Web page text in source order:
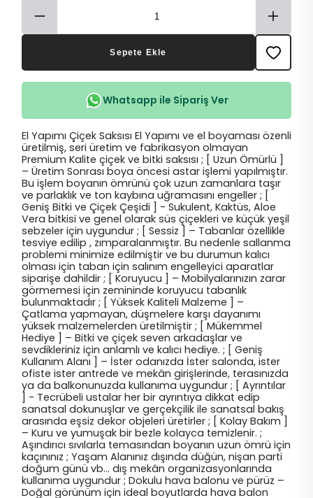
Sepete Ekle
Whatsapp ile Sipariş Ver
El Yapımı Çiçek Saksısı El Yapımı ve el boyaması özenli
üretilmiş, seri üretim ve fabrikasyon olmayan
Premium Kalite çiçek ve bitki saksısı ; [ Uzun Ömürlü ]
– Üretim Sonrası boya öncesi astar işlemi yapılmıştır.
Bu işlem boyanın ömrünü çok uzun zamanlara taşır
ve parlaklık ve ton kaybına uğramasını engeller ; [
Geniş Bitki ve Çiçek Çeşidi ] - Sukulent, Kaktüs, Aloe
Vera bitkisi ve genel olarak süs çiçekleri ve küçük yeşil
sebzeler için uygundur ; [ Sessiz ] – Tabanlar özellikle
tesviye edilip , zımparalanmıştır. Bu nedenle sallanma
problemi minimize edilmiştir ve bu durumun kalıcı
olması için taban için salınım engelleyici aparatlar
siparişe dahildir ; [ Koruyucu ] – Mobilyalarınızın zarar
görmemesi için zemininde koruyucu tabanlık
bulunmaktadır ; [ Yüksek Kaliteli Malzeme ] –
Çatlama yapmayan, düşmelere karşı dayanımı
yüksek malzemelerden üretilmiştir ; [ Mükemmel
Hediye ] – Bitki ve çiçek seven arkadaşlar ve
sevdikleriniz için anlamlı ve kalıcı hediye. ; [ Geniş
Kullanım Alanı ] – İster odanızda İster salonda, ister
ofiste ister antrede ve mekân girişlerinde, terasınızda
ya da balkonunuzda kullanıma uygundur ; [ Ayrıntılar
] - Tecrübeli ustalar her bir ayrıntıya dikkat edip
sanatsal dokunuşlar ve gerçekçilik ile sanatsal bakış
arasında eşsiz dekor objeleri üretirler ; [ Kolay Bakım ]
– Kuru ve yumuşak bir bezle kolayca temizlenir. ;
Aşındırıcı sıvılarla temasından boyanın uzun ömrü için
kaçınınız ; Yaşam Alanınız dışında düğün, nişan parti
doğum günü vb… dış mekân organizasyonlarında
kullanıma uygundur ; Dokulu hava balonu ve pürüz –
Doğal görünüm için ideal boyutlarda hava balon